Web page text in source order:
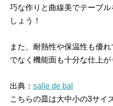
巧な作りと曲線美でテーブ
しょう！
また、耐熱性や保温性も優
でなく機能面も十分な仕上が
出典： salle de bal
こちらの皿は大中小の3サイ